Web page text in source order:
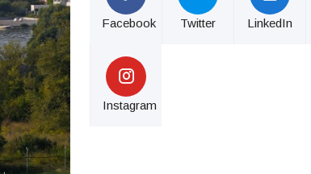
Facebook Twitter LinkedIn
Instagram